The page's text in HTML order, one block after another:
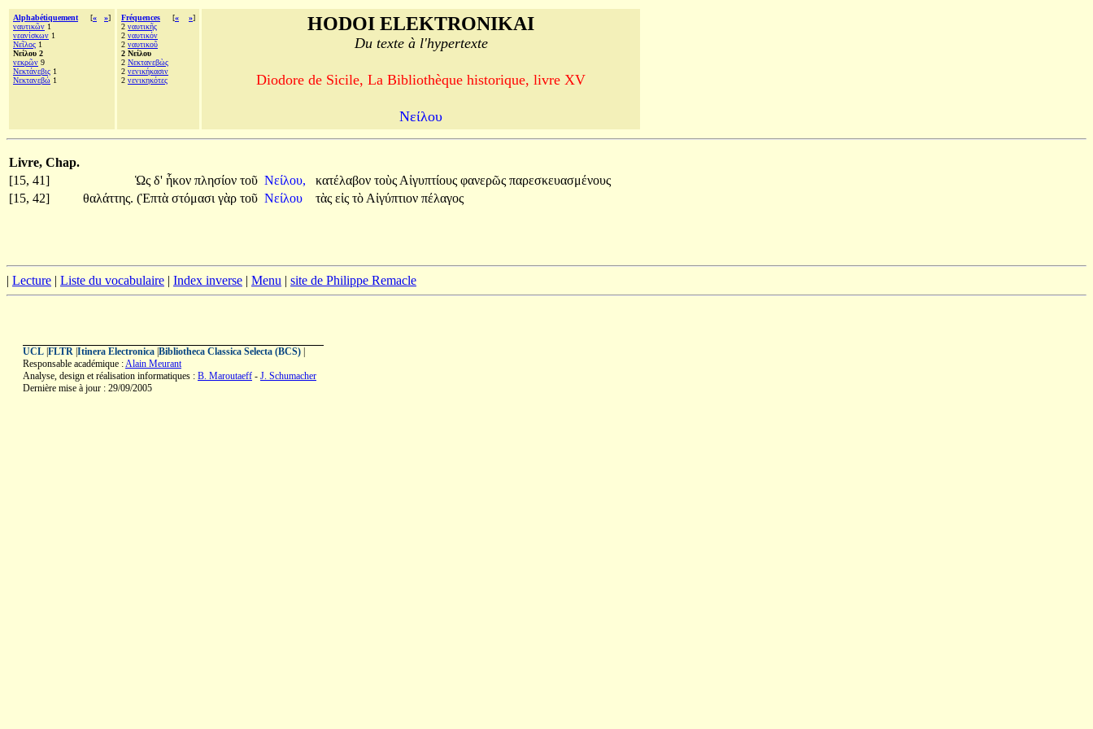
Alphabétiquement [« »]
ναυτικῶν 1
νεανίσκων 1
Νεῖλος 1
Νείλου 2
νεκρῶν 9
Νεκτάνεβις 1
Νεκτανεβώ 1
Fréquences [« »]
2 ναυτικῆς
2 ναυτικόν
2 ναυτικοῦ
2 Νείλου
2 Νεκτανεβὼς
2 νενικήκασιν
2 νενικηκότες
HODOI ELEKTRONIKAI
Du texte à l'hypertexte
Diodore de Sicile, La Bibliothèque historique, livre XV
Νείλου
Livre, Chap.
[15, 41]
Ὡς δ' ἧκον πλησίον τοῦ Νείλου, κατέλαβον τοὺς Αἰγυπτίους φανερῶς παρεσκευασμένους
[15, 42]
θαλάττης. (Ἑπτὰ στόμασι γὰρ τοῦ Νείλου τὰς εἰς τὸ Αἰγύπτιον πέλαγος
| Lecture | Liste du vocabulaire | Index inverse | Menu | site de Philippe Remacle
UCL FLTR Itinera Electronica Bibliotheca Classica Selecta (BCS)
Responsable académique :Alain Meurant
Analyse, design et réalisation informatiques : B. Maroutaeff - J. Schumacher
Dernière mise à jour : 29/09/2005